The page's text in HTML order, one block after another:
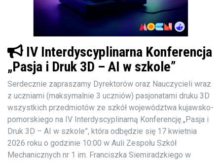
IV Interdyscyplinarna Konferencja
„Pasja i Druk 3D – AI w szkole”
Serdecznie zapraszamy Dyrektorów oraz Nauczycieli wraz
z uczniami (maksymalnie 3 uczniów) pasjonatami druku 3D
wszystkich przedmiotów ze szkół województwa kujawsko-
pomorskiego na IV Interdyscyplinarną Konferencję „Pasja i
Druk 3D – AI w szkole”, która odbędzie się 17 kwietnia
2026 roku o godzinie 10:00 w Auli Zespołu Szkół
Mechanicznych nr 1 im. Franciszka Siemiradzkiego w